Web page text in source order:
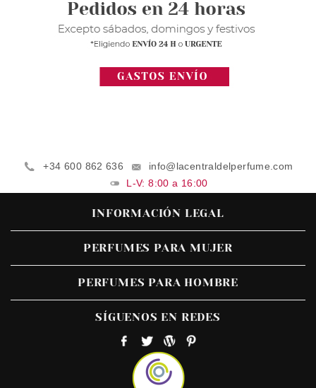
+34 600 862 636
info@lacentraldelperfume.com
L-V: 8:00 a 16:00
INFORMACIÓN LEGAL
PERFUMES PARA MUJER
PERFUMES PARA HOMBRE
SÍGUENOS EN REDES